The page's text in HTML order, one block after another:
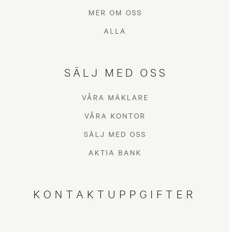
MER OM OSS
ALLA
SÄLJ MED OSS
VÅRA MÄKLARE
VÅRA KONTOR
SÄLJ MED OSS
AKTIA BANK
KONTAKTUPPGIFTER